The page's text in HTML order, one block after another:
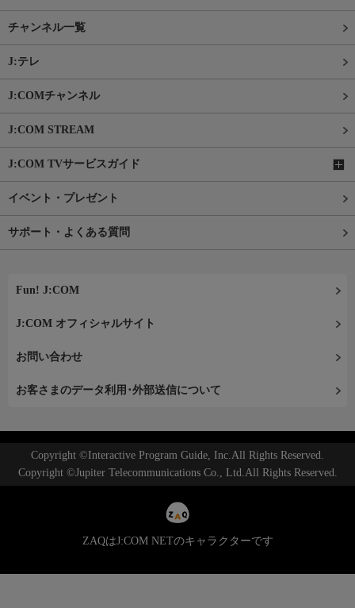
チャンネル一覧
J:テレ
J:COMチャンネル
J:COM STREAM
J:COM TVサービスガイド
イベント・プレゼント
サポート・よくある質問
Fun! J:COM
J:COM オフィシャルサイト
お問い合わせ
お客さまのデータ利用･外部送信について
Copyright ©Interactive Program Guide, Inc.All Rights Reserved.
Copyright ©Jupiter Telecommunications Co., Ltd.All Rights Reserved.
ZAQはJ:COM NETのキャラクターです